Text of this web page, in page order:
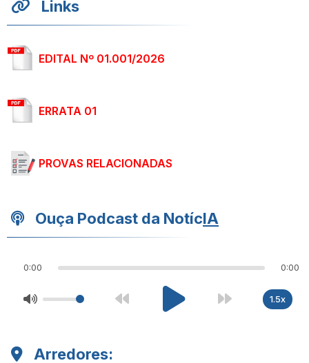
Links
EDITAL Nº 01.001/2026
ERRATA 01
PROVAS RELACIONADAS
Ouça Podcast da NotícIA
0:00 0:00
1.5x
Arredores: